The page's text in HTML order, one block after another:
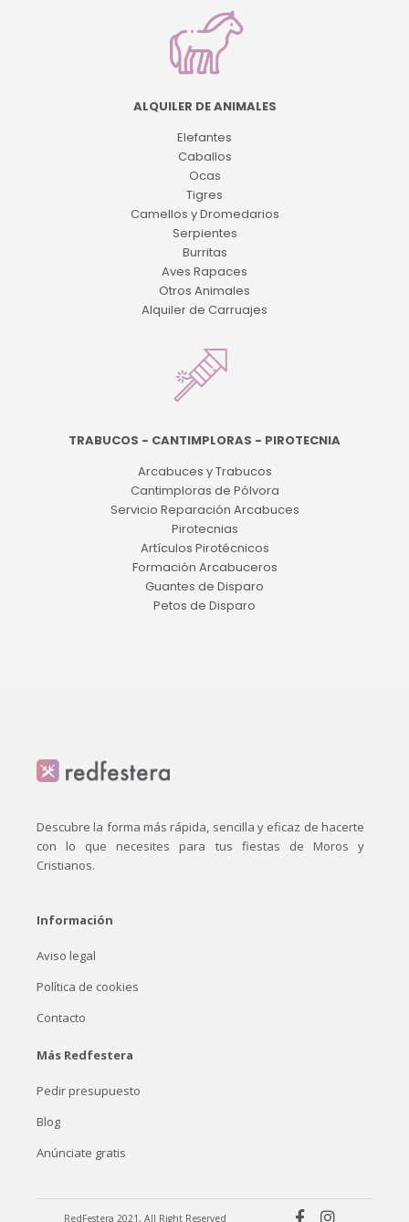
ALQUILER DE ANIMALES
Elefantes
Caballos
Ocas
Tigres
Camellos y Dromedarios
Serpientes
Burritas
Aves Rapaces
Otros Animales
Alquiler de Carruajes
TRABUCOS - CANTIMPLORAS - PIROTECNIA
Arcabuces y Trabucos
Cantimploras de Pólvora
Servicio Reparación Arcabuces
Pirotecnias
Artículos Pirotécnicos
Formación Arcabuceros
Guantes de Disparo
Petos de Disparo
Descubre la forma más rápida, sencilla y eficaz de hacerte
con lo que necesites para tus fiestas de Moros y
Cristianos.
Información
Aviso legal
Política de cookies
Contacto
Más Redfestera
Pedir presupuesto
Blog
Anúnciate gratis
RedFestera 2021, All Right Reserved